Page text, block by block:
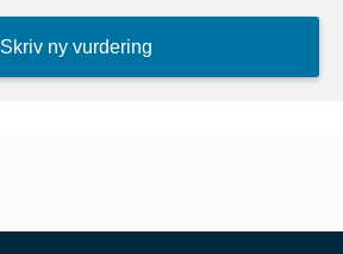
Skriv ny vurdering